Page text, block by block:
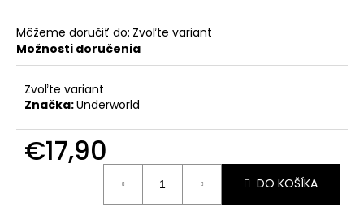
Môžeme doručiť do: Zvoľte variant
Možnosti doručenia
Zvoľte variant
Značka:Underworld
€17,90
DO KOŠÍKA